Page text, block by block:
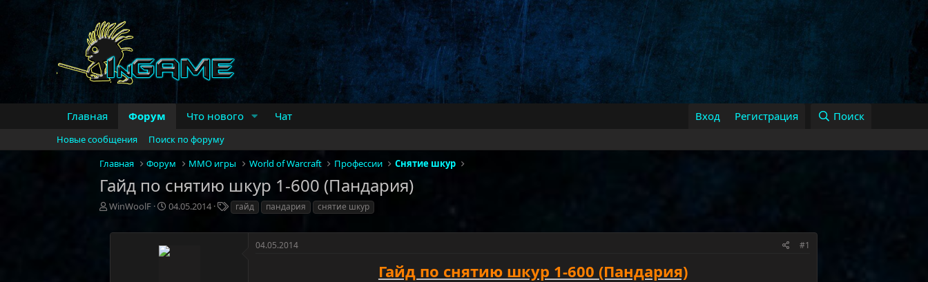
Главная Форум Что нового Чат Вход Регистрация Поиск
Новые сообщения
Поиск по форуму
Главная
Форум MMO игры World of Warcraft Профессии Снятие шкур
Гайд по снятию шкур 1-600 (Пандария)
А
т
WinWoolF
Д
т
н
04.05.2014
Т
е
г
гайд пандария снятие шкур
04.05.2014 #1
Гайд по снятию шкур 1-600 (Пандария)